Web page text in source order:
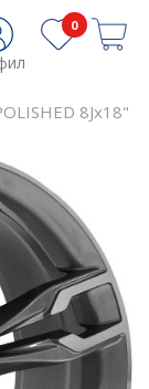
0
8Jx18"